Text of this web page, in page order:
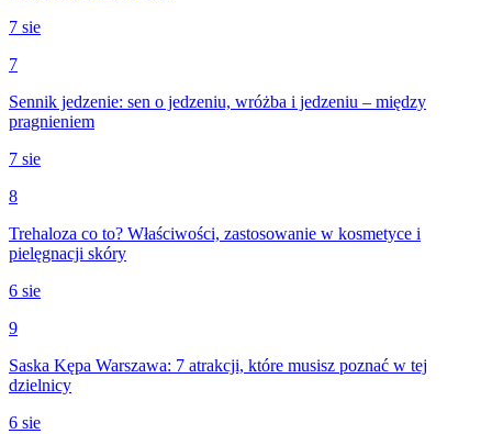
7 sie
7
Sennik jedzenie: sen o jedzeniu, wróżba i jedzeniu – między
pragnieniem
7 sie
8
Trehaloza co to? Właściwości, zastosowanie w kosmetyce i
pielęgnacji skóry
6 sie
9
Saska Kępa Warszawa: 7 atrakcji, które musisz poznać w tej
dzielnicy
6 sie